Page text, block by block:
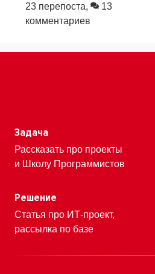
23 перепоста,
13
комментариев
Задача
Рассказать про проекты
и Школу Программистов
Решение
Статья про ИТ-проект,
рассылка по базе